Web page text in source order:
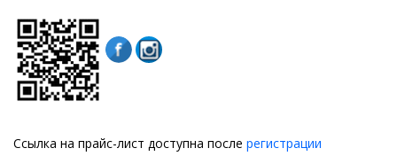
Ссылка на прайс-лист доступна после регистрации